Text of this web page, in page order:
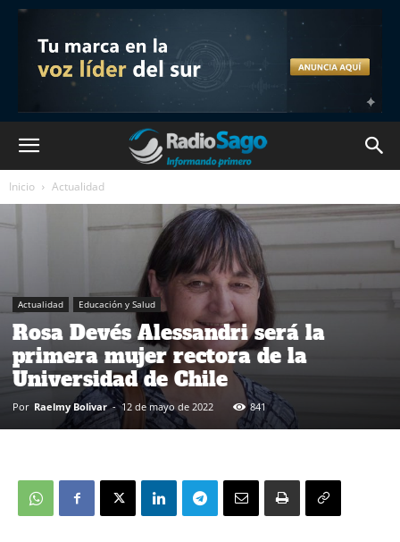
Inicio Actualidad
Actualidad Educación y Salud
Rosa Devés Alessandri será la
primera mujer rectora de la
Universidad de Chile
Por Raelmy Bolivar - 12 de mayo de 2022 841